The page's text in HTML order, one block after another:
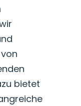
bietet